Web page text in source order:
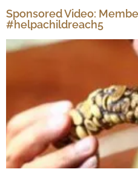
Sponsored Video:
#helpachildreach5